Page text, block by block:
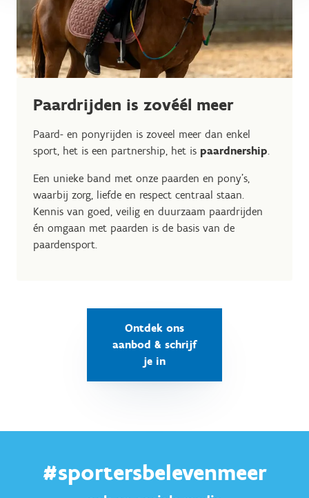
Paardrijden is zovéél meer
Paard- en ponyrijden is zoveel meer dan enkel
sport, het is een partnership, het is paardnership.
Een unieke band met onze paarden en pony's,
waarbij zorg, liefde en respect centraal staan.
Kennis van goed, veilig en duurzaam paardrijden
én omgaan met paarden is de basis van de
paardensport.
Ontdek ons
aanbod & schrijf
je in
#sportersbelevenmeer